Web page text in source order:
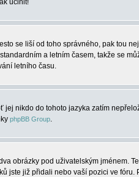
učinit!
se liší od toho správného, pak tou
a letním časem, takže se
letního času.
nikdo do tohoto jazyka zatím
phpBB Group.
obrázky pod uživatelským jménem.
jste již přidali nebo vaší pozici ve